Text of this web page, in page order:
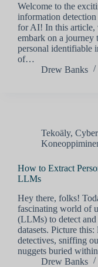
Welcome to the
information
for AI! In this article,
embark on a journey
personal identifiable
of…
Drew Banks
Tekoäly,
How to Extract
LLMs
Hey there, folks!
fascinating world of
(LLMs) to detect
datasets. Picture
detectives, sniffing
nuggets buried
Drew Banks